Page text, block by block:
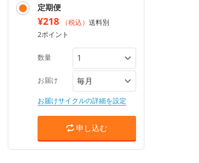
定期便
¥218 （税込） 送料別
2ポイント
数量
お届け
お届けサイクルの詳細を設定
申し込む